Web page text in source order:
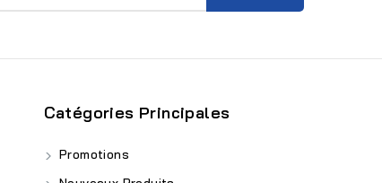
Catégories Principales
Promotions